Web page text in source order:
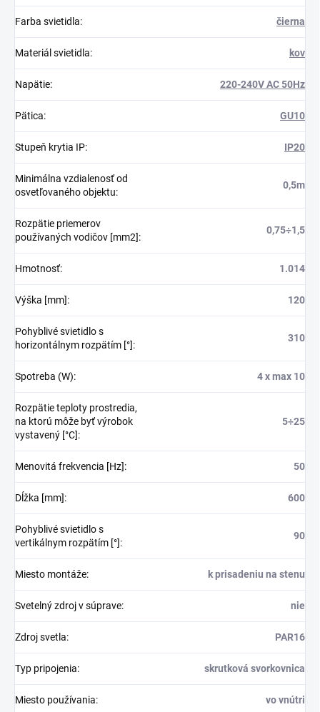
Farba svietidla: čierna
Materiál svietidla: kov
Napätie: 220-240V AC 50Hz
Pätica: GU10
Stupeň krytia IP: IP20
Minimálna vzdialenosť od
osvetľovaného objektu:
0,5m
Rozpätie priemerov
používaných vodičov [mm2]:
0,75÷1,5
Hmotnosť: 1.014
Výška [mm]: 120
Pohyblivé svietidlo s
horizontálnym rozpätím [°]:
310
Spotreba (W): 4 x max 10
Rozpätie teploty prostredia,
na ktorú môže byť výrobok
vystavený [°C]:
5÷25
Menovitá frekvencia [Hz]: 50
Dĺžka [mm]: 600
Pohyblivé svietidlo s
vertikálnym rozpätím [°]:
90
Miesto montáže: k prisadeniu na stenu
Svetelný zdroj v súprave: nie
Zdroj svetla: PAR16
Typ pripojenia: skrutková svorkovnica
Miesto používania: vo vnútri